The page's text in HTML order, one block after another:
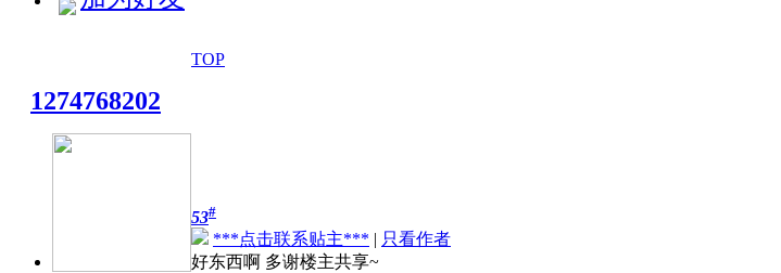
TOP
1274768202
53#
***点击联系贴主*** | 只看作者
好东西啊 多谢楼主共享~